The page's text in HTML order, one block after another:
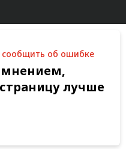
об ошибке
мнением,
лучше